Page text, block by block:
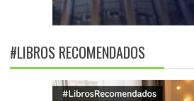
#LIBROS RECOMENDADOS